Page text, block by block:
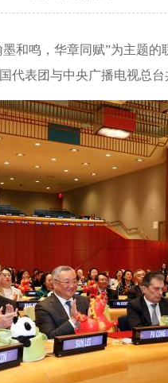
鸣，华章同赋”为主题的
团与中央广播电视总台